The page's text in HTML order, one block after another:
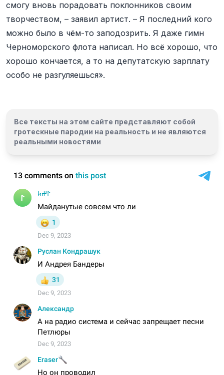
смогу вновь порадовать поклонников своим
творчеством, – заявил артист. – Я последний кого
можно было в чём-то заподозрить. Я даже гимн
Черноморского флота написал. Но всё хорошо, что
хорошо кончается, а то на депутатскую зарплату
особо не разгуляешься».
Все тексты на этом сайте представляют собой
гротескные пародии на реальность и не являются
реальными новостями